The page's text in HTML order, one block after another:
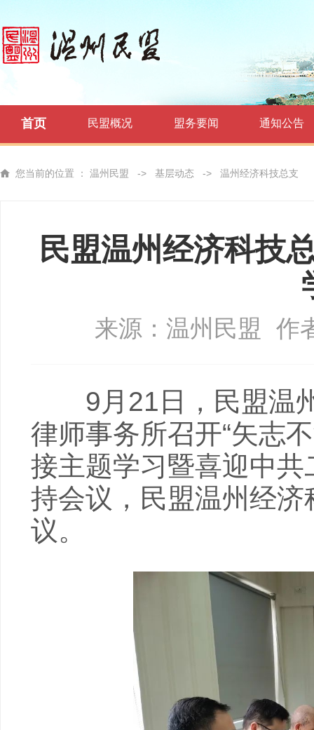
首页 民盟概况 盟务要闻 通知公告
您当前的位置 ： 温州民盟 -> 基层动态 -> 温州经济科技总支
民盟温州经济科技
来源：温州民盟 作
9月21日，民盟温州
律师事务所召开“矢志
接主题学习暨喜迎中
持会议，民盟温州经
议。